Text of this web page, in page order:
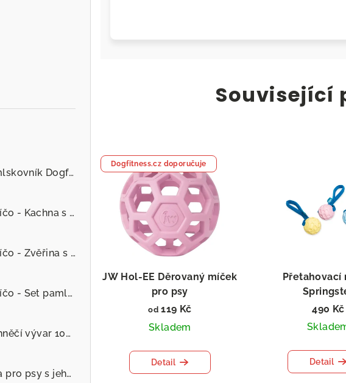
Čtyřkomorový pamlskovník Dogfitness.cz
Dogfitnessky na cvíčo - Kachna s červenou řepou
Dogfitnessky na cvíčo - Zvěřina s jablky
Dogfitnessky na cvíčo - Set pamlsků
BOHEMIA WILD Jehněčí vývar 100 ml
Marp Lamb vanička pro psy s jehněčím
Související
Dogfitness.cz doporučuje
JW Hol-EE Děrovaný míček
pro psy
od119 Kč
Skladem
Detail
Přetahovací
490 Kč
Detail